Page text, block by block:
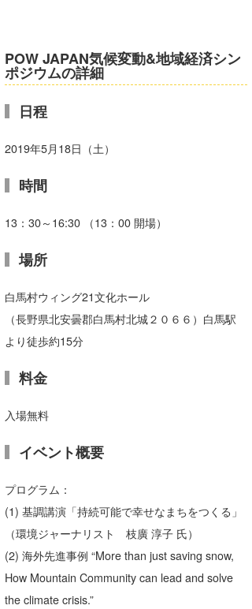
POW JAPAN気候変動&地域経済シン
ポジウムの詳細
日程
2019年5月18日（土）
時間
13：30～16:30 （13：00 開場）
場所
白馬村ウィング21文化ホール
（長野県北安曇郡白馬村北城２０６６）白馬駅
より徒歩約15分
料金
入場無料
イベント概要
プログラム：
(1) 基調講演「持続可能で幸せなまちをつくる」
（環境ジャーナリスト 枝廣 淳子 氏）
(2) 海外先進事例 “More than just saving snow,
How Mountain Community can lead and solve
the climate crisis.”